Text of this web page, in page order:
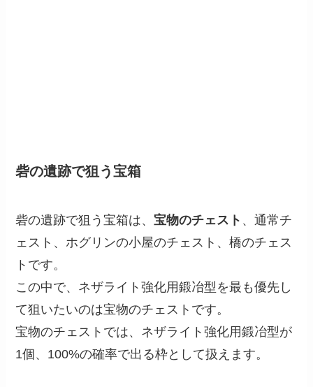
砦の遺跡で狙う宝箱
砦の遺跡で狙う宝箱は、 宝物のチェスト 、通常チ
ェスト、ホグリンの小屋のチェスト、橋のチェス
トです。
この中で、ネザライト強化用鍛冶型を最も優先し
て狙いたいのは宝物のチェストです。
宝物のチェストでは、ネザライト強化用鍛冶型が
1個、100%の確率で出る枠として扱えます。